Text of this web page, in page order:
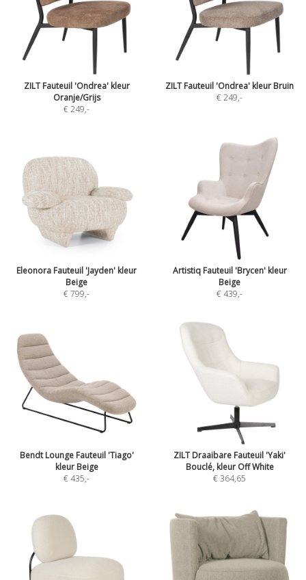
ZILT Fauteuil 'Ondrea' kleur
Oranje/Grijs
€ 249,-
ZILT Fauteuil 'Ondrea' kleur Bruin
€ 249,-
Eleonora Fauteuil 'Jayden' kleur
Beige
€ 799,-
Artistiq Fauteuil 'Brycen' kleur
Beige
€ 439,-
Bendt Lounge Fauteuil 'Tiago'
kleur Beige
€ 435,-
ZILT Draaibare Fauteuil 'Yaki'
Bouclé, kleur Off White
€ 364,65